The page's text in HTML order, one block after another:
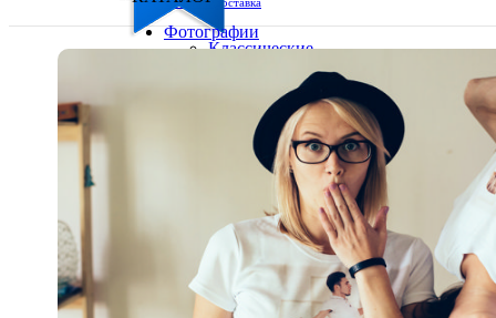
Ваш регион доставки
Выберите из списка:
Фотографии
Классические
10х10
10х15
13х18
15х15
15х20
20х20
20х30
30х30
30х40
А4
Фото
в